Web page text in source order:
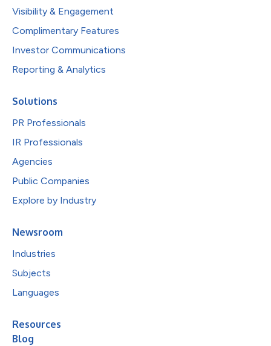
Visibility & Engagement
Complimentary Features
Investor Communications
Reporting & Analytics
Solutions
PR Professionals
IR Professionals
Agencies
Public Companies
Explore by Industry
Newsroom
Industries
Subjects
Languages
Resources
Blog